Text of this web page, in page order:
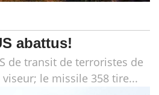
abattus!
de transit de terroristes de
le missile 358 tire...